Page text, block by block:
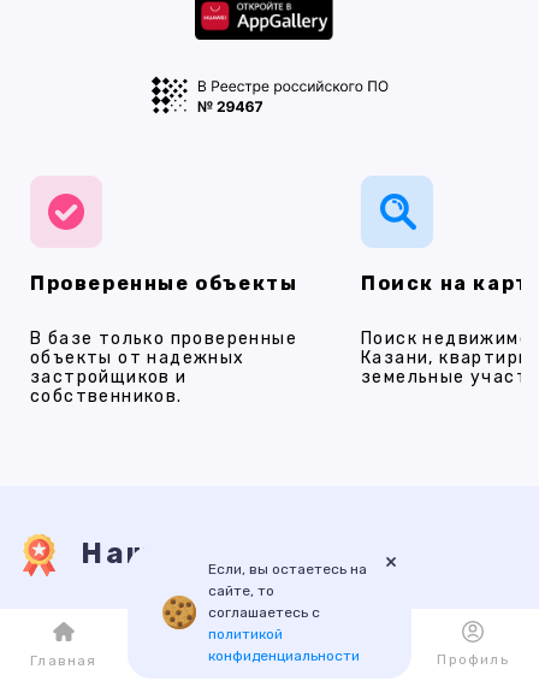
Проверенные объекты
В базе только проверенные
объекты от надежных
застройщиков и
собственников.
Поиск на
Поиск
Казани,
земельные
Наши услуги
ПРОДАЖА АРЕНДА НОВОСТРОЙКИ ИПОТЕКА
Если, вы остаетесь на
сайте, то
соглашаетесь с
политикой
конфиденциальности
×
Главная Каталог Избранное Профиль